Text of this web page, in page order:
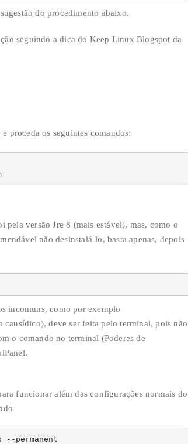
do procedimento abaixo.
seguindo a dica do Keep Linux Blogspot da
proceda os seguintes comandos:
versão Jre 8 (mais estável), mas, como o
não desinstalá-lo, basta apenas, depois
incomuns, como por exemplo
deve ser feita pelo terminal, pois não
o comando no terminal (Poderes de
funcionar além das configurações normais do
permanent